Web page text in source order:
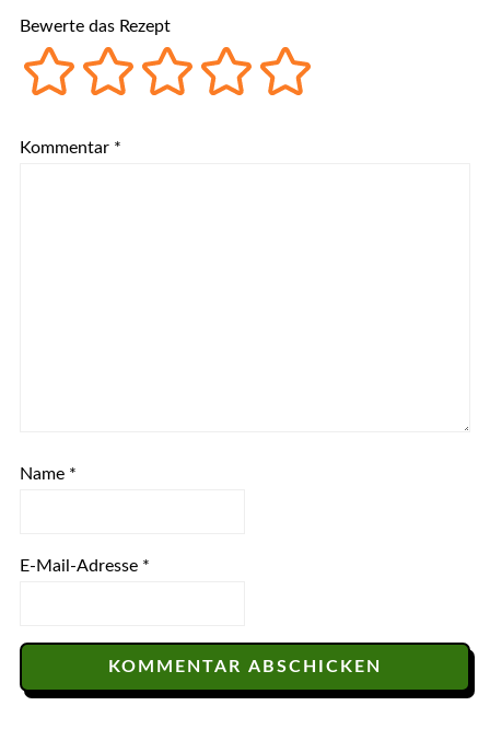
Bewerte das Rezept
Kommentar *
Name *
E-Mail-Adresse *